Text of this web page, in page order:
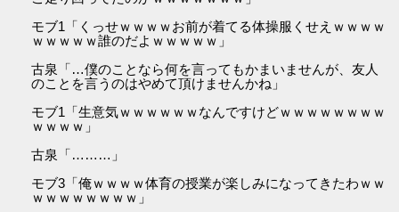
モブ1「くっせｗｗｗｗお前が着てる体操服くせえｗｗｗｗ
ｗｗｗｗｗ誰のだよｗｗｗｗｗ」
古泉「…僕のことなら何を言ってもかまいませんが、友人
のことを言うのはやめて頂けませんかね」
モブ1「生意気ｗｗｗｗｗｗなんですけどｗｗｗｗｗｗｗｗ
ｗｗｗｗ」
古泉「………」
モブ3「俺ｗｗｗｗ体育の授業が楽しみになってきたわｗｗ
ｗｗｗｗｗｗｗｗ」